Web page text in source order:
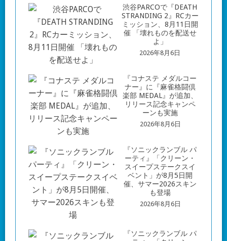
渋谷PARCOで『DEATH
STRANDING 2』RCカー
ミッション、8月11日開
催 「壊れものを配送せ
よ」
2026年8月6日
『コナステ メダルコー
ナー』に『麻雀格闘倶
楽部 MEDAL』が追加、
リリース記念キャンペ
ーンも実施
2026年8月6日
『ソニックランブル パ
ーティ』「クリーン・
スイープステークスイ
ベント」が8月5日開
催、サマー2026スキン
も登場
2026年8月6日
『ソニックランブル パ